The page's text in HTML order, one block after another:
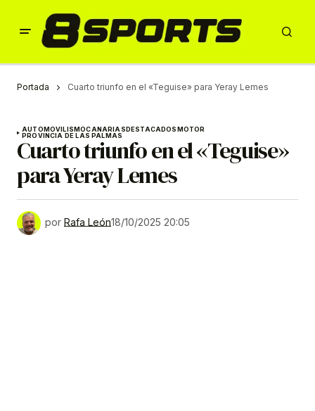
Portada Cuarto triunfo en el «Teguise» para Yeray Lemes
AUTOMOVILISMOCANARIASDESTACADOSMOTOR
PROVINCIA DE LAS PALMAS
Cuarto triunfo en el «Teguise»
para Yeray Lemes
por Rafa León18/10/2025 20:05